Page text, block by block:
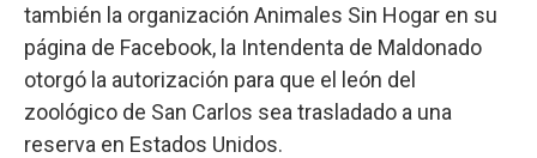
también la organización Animales Sin Hogar en su
página de Facebook, la Intendenta de Maldonado
otorgó la autorización para que el león del
zoológico de San Carlos sea trasladado a una
reserva en Estados Unidos.